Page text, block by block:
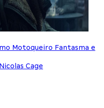
Motoqueiro Fantasma e
Cage